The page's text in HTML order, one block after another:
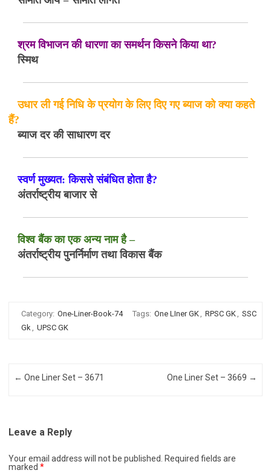
श्रम विभाजन की धारणा का समर्थन किसने किया था?
स्मिथ
उधार ली गई निधि के प्रयोग के लिए दिए गए ब्याज को क्या कहते
हैं?
ब्याज दर की साधारण दर
स्वर्ण मुख्यत: किससे संबंधित होता है?
अंतर्राष्ट्रीय बाजार से
विश्व बैंक का एक अन्य नाम है –
अंतर्राष्ट्रीय पुनर्निर्माण तथा विकास बैंक
Category: One-Liner-Book-74 Tags: One LIner GK, RPSC GK, SSC
Gk, UPSC GK
Post navigation
← One Liner Set – 3671 One Liner Set – 3669 →
Leave a Reply
Your email address will not be published.
Required fields are
marked *